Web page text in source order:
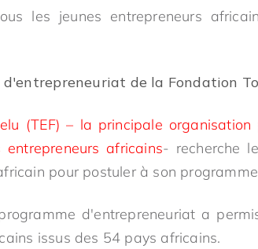
les jeunes entrepreneurs
de la Fondation
(TEF) – la principale
africains- recherche
pour postuler à son
d'entrepreneuriat a
issus des 54 pays africains.